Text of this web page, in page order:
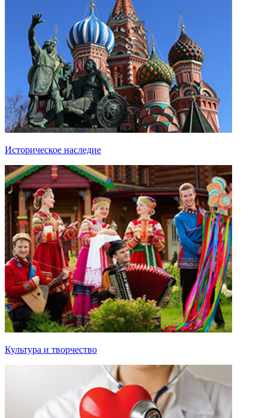
Историческое наследие
Культура и творчество